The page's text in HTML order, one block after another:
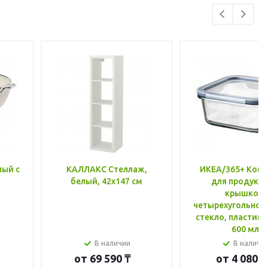
с
КАЛЛАКС Стеллаж,
белый, 42x147 см
В наличии
от 69 590 ₸
ИКЕА/365+
для
крышкой,
стекло, пластик
600 мл
В
от 4 080 ₸